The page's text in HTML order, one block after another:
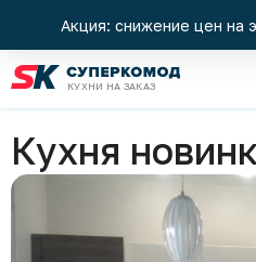
Акция: снижение цен на
КУХНИ НА ЗАКАЗ
Кухни
Кухня